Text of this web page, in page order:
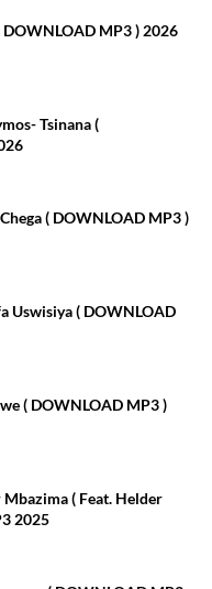
MP3 ) 2026
Tsinana (
( DOWNLOAD MP3 )
Uswisiya ( DOWNLOAD
( DOWNLOAD MP3 )
( Feat. Helder
2025